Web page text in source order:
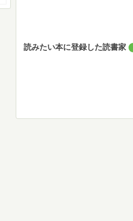
読みたい本に登録した読書家